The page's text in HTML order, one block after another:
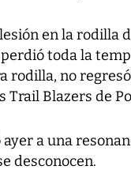
en la rodilla
toda la
rodilla, no
Trail Blazers de
a una
desconocen.